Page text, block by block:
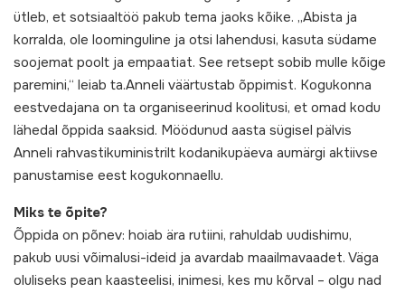
ütleb, et sotsiaaltöö pakub tema jaoks kõike. „Abista ja
korralda, ole loominguline ja otsi lahendusi, kasuta südame
soojemat poolt ja empaatiat. See retsept sobib mulle kõige
paremini,“ leiab ta.Anneli väärtustab õppimist. Kogukonna
eestvedajana on ta organiseerinud koolitusi, et omad kodu
lähedal õppida saaksid. Möödunud aasta sügisel pälvis
Anneli rahvastikuministrilt kodanikupäeva aumärgi aktiivse
panustamise eest kogukonnaellu.
Miks te õpite?
Õppida on põnev: hoiab ära rutiini, rahuldab uudishimu,
pakub uusi võimalusi-ideid ja avardab maailmavaadet. Väga
oluliseks pean kaasteelisi, inimesi, kes mu kõrval – olgu nad